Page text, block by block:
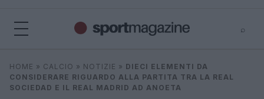
⌕
Cerca
HOME » CALCIO » NOTIZIE » DIECI ELEMENTI DA
CONSIDERARE RIGUARDO ALLA PARTITA TRA LA REAL
SOCIEDAD E IL REAL MADRID AD ANOETA